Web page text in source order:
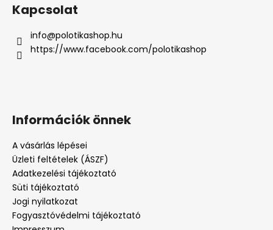
Kapcsolat
info@polotikashop.hu
https://www.facebook.com/polotikashop
Információk önnek
A vásárlás lépései
Üzleti feltételek (ÁSZF)
Adatkezelési tájékoztató
Süti tájékoztató
Jogi nyilatkozat
Fogyasztóvédelmi tájékoztató